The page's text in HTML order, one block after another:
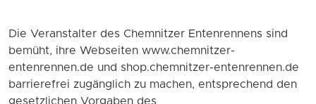
Die Veranstalter des Chemnitzer Entenrennens sind
bemüht, ihre Webseiten www.chemnitzer-
entenrennen.de und shop.chemnitzer-entenrennen.de
barrierefrei zugänglich zu machen, entsprechend den
gesetzlichen Vorgaben des